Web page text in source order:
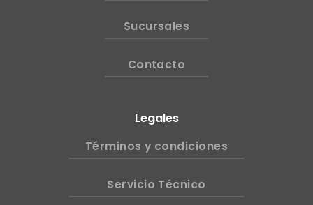
Sucursales
Contacto
Legales
Términos y condiciones
Servicio Técnico